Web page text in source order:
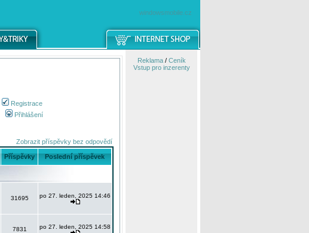
windowsmobile.cz
Registrace
Přihlášení
Zobrazit příspěvky bez odpovědí
Příspěvky Poslední příspěvek
31695 po 27. leden, 2025 14:46
7831 po 27. leden, 2025 14:58
Reklama/ Ceník
Vstup pro inzerenty